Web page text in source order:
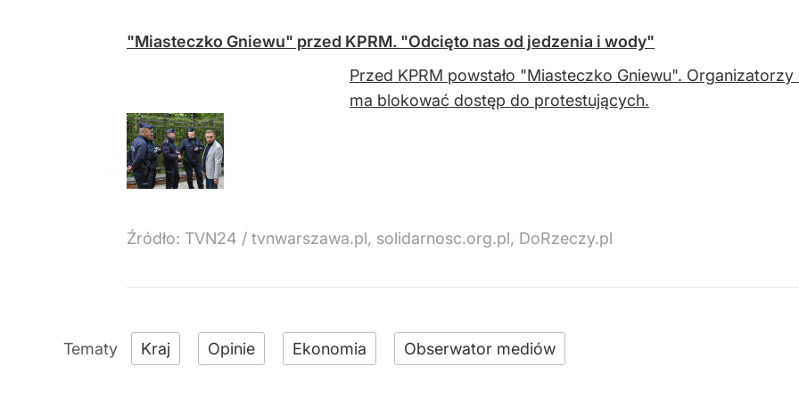
"Miasteczko Gniewu" przed KPRM. "Odcięto nas od jedzenia i wody"
Przed KPRM powstało "Miasteczko Gniewu".
ma blokować dostęp do protestujących.
Źródło: TVN24 / tvnwarszawa.pl, solidarnosc.org.pl, DoRzeczy.pl
Kraj Opinie Ekonomia Obserwator mediów